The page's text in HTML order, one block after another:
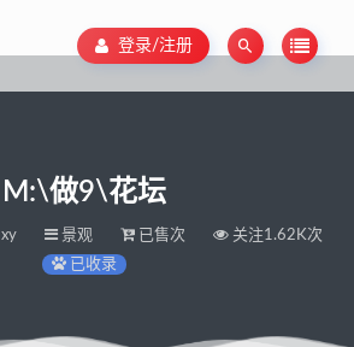
登录/注册
M:\做9\花坛
xy 景观 已售次
关注1.62K次
已收录